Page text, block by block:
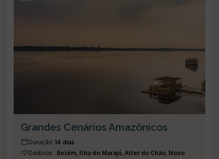
Grandes Cenários Amazônicos
Duração: 14 dias
Destinos : Belém, Ilha do Marajó, Alter do Chão, Novo